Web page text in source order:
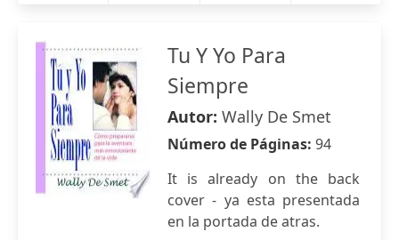
Tu Y Yo Para
Siempre
Autor: Wally De Smet
Número de Páginas: 94
It is already on the back
cover - ya esta presentada
en la portada de atras.